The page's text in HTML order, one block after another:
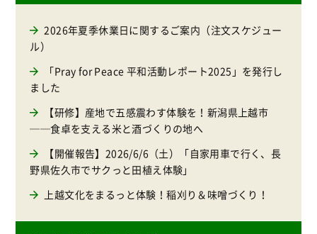
2026年夏季休業日に関するご案内（注文スケジュー
ル）
「Pray for Peace 平和活動レポート2025」を発行し
ました
【研修】産地で五感震わす体験を！新潟県上越市
──食卓を支える米と酒づくりの地へ
【開催報告】2026/6/6（土）「自家用車で行く、長
野県佐久市でサクっと田植え体験」
上越文化をまるっと体験！稲刈り＆味噌づくり！